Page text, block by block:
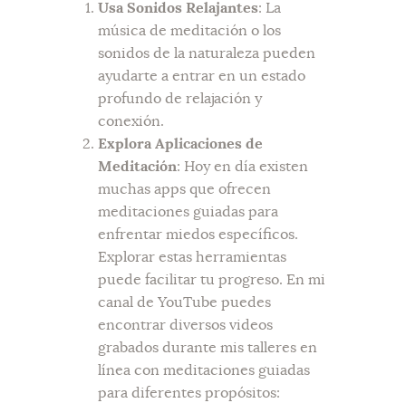
Usa Sonidos Relajantes: La
música de meditación o los
sonidos de la naturaleza pueden
ayudarte a entrar en un estado
profundo de relajación y
conexión.
Explora Aplicaciones de
Meditación: Hoy en día existen
muchas apps que ofrecen
meditaciones guiadas para
enfrentar miedos específicos.
Explorar estas herramientas
puede facilitar tu progreso. En mi
canal de YouTube puedes
encontrar diversos videos
grabados durante mis talleres en
línea con meditaciones guiadas
para diferentes propósitos: